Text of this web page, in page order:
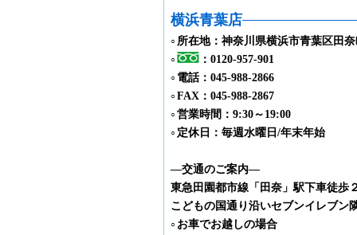
横浜青葉店
○ 所在地：神奈川県横浜市青葉区田
○ ：0120-957-901
○ 電話：045-988-2866
○FAX：045-988-2867
○営業時間：9:30～19:00
○ 定休日：毎週水曜日/年末年始
―交通のご案内―
東急田園都市線「田奈」駅下車徒歩
こどもの国通り沿いセブンイレブン
○ お車でお越しの場合